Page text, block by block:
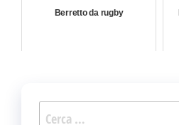
Berretto da rugby
Ricerca